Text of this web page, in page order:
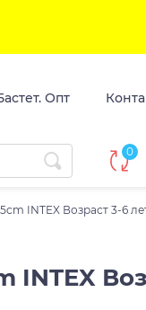
Опт
0
INTEX Возраст 3-6
INTEX